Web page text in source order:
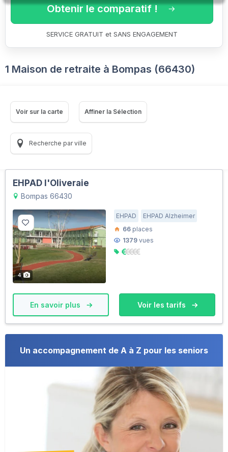
Obtenir le comparatif !
SERVICE GRATUIT et SANS ENGAGEMENT
1 Maison de retraite à Bompas (66430)
Voir sur la carte Affiner la Sélection
Recherche par ville
EHPAD l'Oliveraie
Bompas 66430
4
EHPAD
EHPAD Alzheimer
66 places
1379 vues
En savoir plus Voir les tarifs
Un accompagnement de A à Z pour les seniors